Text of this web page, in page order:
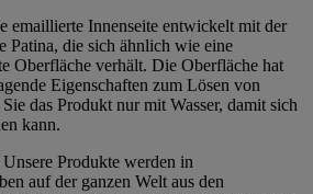
emaillierte Innenseite entwickelt mit der
Patina, die sich ähnlich wie eine
Oberfläche verhält. Die Oberfläche hat
Eigenschaften zum Lösen von
das Produkt nur mit Wasser, damit sich
kann.
Produkte werden in
auf der ganzen Welt aus den